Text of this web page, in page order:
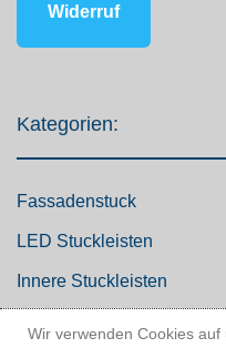
Widerruf
Kategorien:
Fassadenstuck
LED Stuckleisten
Innere Stuckleisten
Wir verwenden Cookies